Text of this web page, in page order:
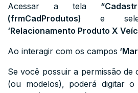
Acessar a tela
(frmCadProdutos) e
‘Relacionamento Produto X
Ao interagir com os campos
Se você possuir a permissão de
(ou modelos), poderá digitar